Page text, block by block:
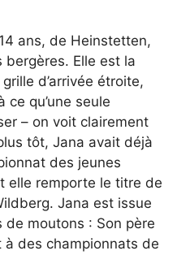
ans, de Heinstetten,
Elle est la
d’arrivée étroite,
qu’une seule
– on voit clairement
tôt, Jana avait déjà
des jeunes
elle remporte le titre de
Jana est issue
de moutons : Son père
des championnats de